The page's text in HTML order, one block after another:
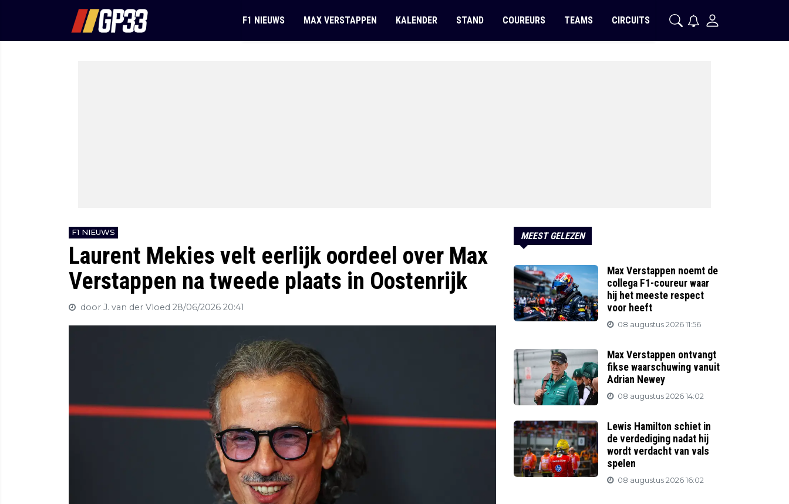
F1 NIEUWS MAX VERSTAPPEN KALENDER STAND COUREURS TEAMS CIRCUITS
F1 NIEUWS
Laurent Mekies velt eerlijk oordeel over Max
Verstappen na tweede plaats in Oostenrijk
door J. van der Vloed 28/06/2026 20:41
MEEST GELEZEN
Max Verstappen noemt de
collega F1-coureur waar
hij het meeste respect
voor heeft
08 augustus 2026 11:56
Max Verstappen ontvangt
fikse waarschuwing vanuit
Adrian Newey
08 augustus 2026 14:02
Lewis Hamilton schiet in
de verdediging nadat hij
wordt verdacht van vals
spelen
08 augustus 2026 16:02